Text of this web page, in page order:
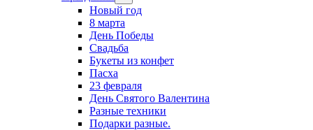
Новый год
8 марта
День Победы
Свадьба
Букеты из конфет
Пасха
23 февраля
День Святого Валентина
Разные техники
Подарки разные.